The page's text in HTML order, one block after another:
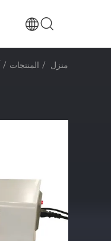
منزل / المنتجات /